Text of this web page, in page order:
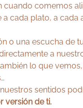
cuando comemos
cada plato, a cada
o una escucha de
a
lo que
sentidos
versión de ti.